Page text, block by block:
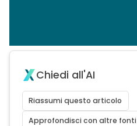
Chiedi all'AI
Riassumi questo articolo
Approfondisci con altre fonti